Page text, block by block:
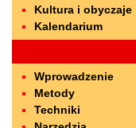
Kultura i obyczaje
Kalendarium
Wprowadzenie
Metody
Techniki